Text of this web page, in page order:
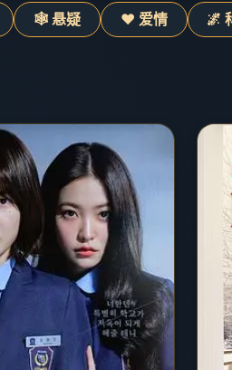
🕸️ 悬疑 ❤️ 爱情 🌌